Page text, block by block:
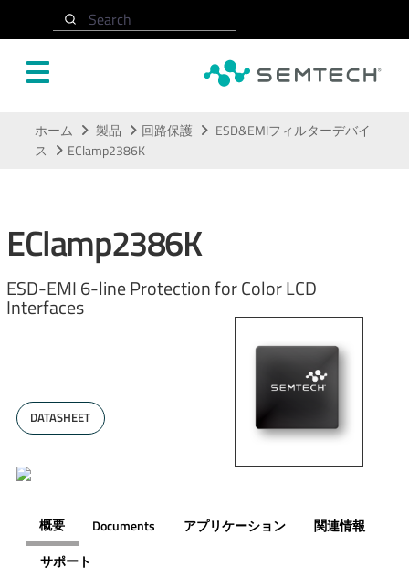
Search
ホーム 製品 回路保護
ESD&EMIフィルターデバイ
ス
EClamp2386K
EClamp2386K
ESD-EMI 6-line Protection for Color LCD
Interfaces
DATASHEET
概要 Documents アプリケーション
関連情報
サポート